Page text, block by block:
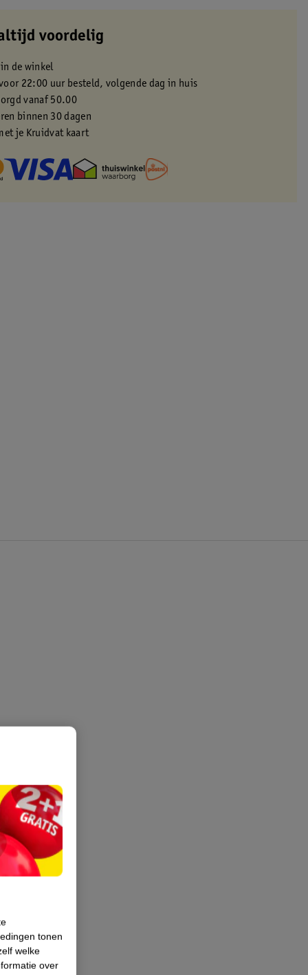
voordelig
de winkel
22:00 uur besteld, volgende dag in huis
vanaf 50.00
binnen 30 dagen
je Kruidvat kaart
tonen
welke
over